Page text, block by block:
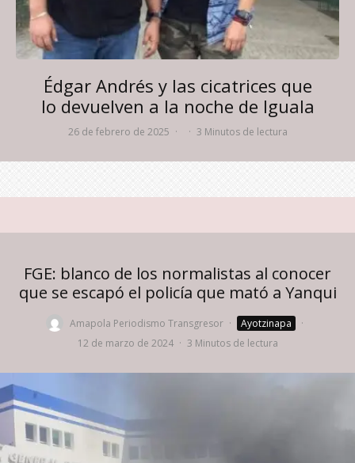
Édgar Andrés y las cicatrices que
lo devuelven a la noche de Iguala
26 de febrero de 2025 · · 3 Minutos de lectura
FGE: blanco de los normalistas al conocer
que se escapó el policía que mató a Yanqui
Amapola Periodismo Transgresor · Ayotzinapa
·
12 de marzo de 2024 · 3 Minutos de lectura